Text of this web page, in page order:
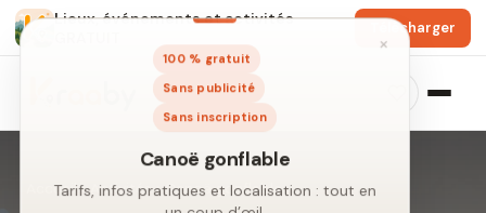
Lieux, événements et activités
Télécharger
×
100 % gratuit
Sans publicité
Sans inscription
Accueil› Activités›Canoë gonflable